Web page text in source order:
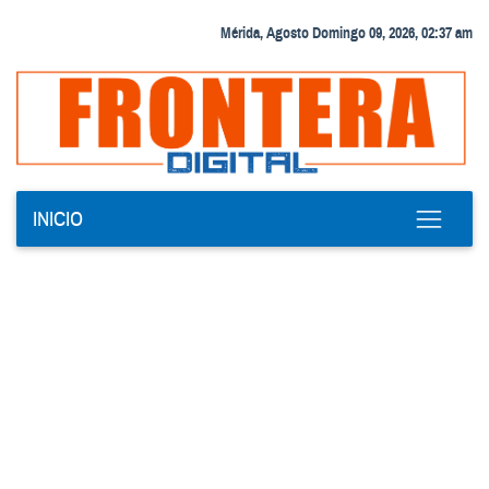
Mérida, Agosto Domingo 09, 2026, 02:37 am
INICIO